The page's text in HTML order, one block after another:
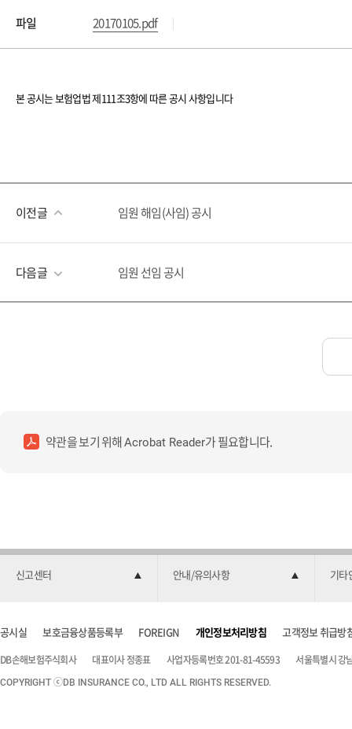
파일 20170105.pdf
본 공시는 보험업법 제111조3항에 따른 공시 사항입니다
이전글 임원 해임(사임) 공시
다음글 임원 선임 공시
약관을 보기 위해Acrobat Reader가 필요합니다.
신고센터 안내/유의사항 기타
공시실 보호금융상품등록부 FOREIGN 개인정보처리방침 고객정보 취급방
DB손해보험주식회사 대표이사 정종표 사업자등록번호 201-81-45593 서울특별시 강
COPYRIGHT ⓒDB INSURANCE CO., LTD ALL RIGHTS RESERVED.